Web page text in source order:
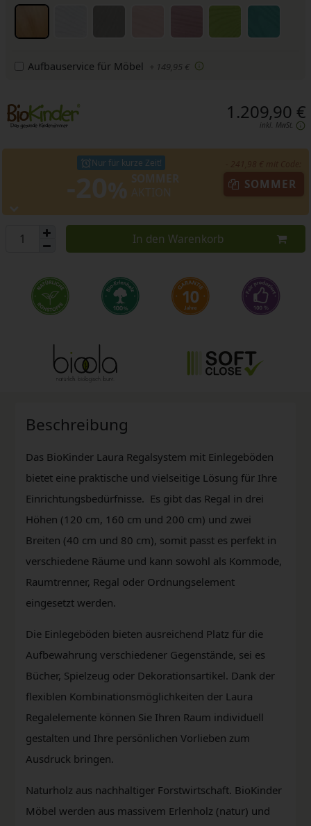
Aufbauservice für Möbel + 149,95 €
1.209,90 €
inkl. MwSt.
Nur für kurze Zeit!
SOMMER
In den Warenkorb
Beschreibung
Das BioKinder Laura Regalsystem mit Einlegeböden
bietet eine praktische und vielseitige Lösung für Ihre
Einrichtungsbedürfnisse. Es gibt das Regal in drei
Höhen (120 cm, 160 cm und 200 cm) und zwei
Breiten (40 cm und 80 cm), somit passt es perfekt in
verschiedene Räume und kann sowohl als Kommode,
Raumtrenner, Regal oder Ordnungselement
eingesetzt werden.
Die Einlegeböden bieten ausreichend Platz für die
Aufbewahrung verschiedener Gegenstände, sei es
Bücher, Spielzeug oder Dekorationsartikel. Dank der
flexiblen Kombinationsmöglichkeiten der Laura
Regalelemente können Sie Ihren Raum individuell
gestalten und Ihre persönlichen Vorlieben zum
Ausdruck bringen.
Naturholz aus nachhaltiger Forstwirtschaft. BioKinder
Möbel werden aus massivem Erlenholz (natur) und